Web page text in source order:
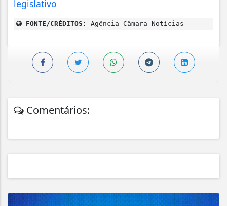
legislativo
FONTE/CRÉDITOS: Agência Câmara Notícias
Comentários: